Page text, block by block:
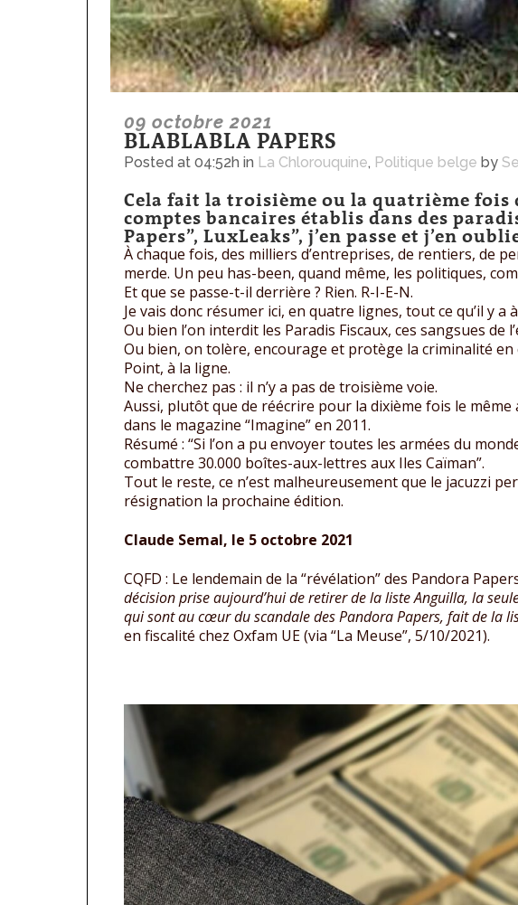
09 octobre 2021
BLABLABLA PAPERS
Posted at 04:52h in La Chlorouquine, Politique belge by
Cela fait la troisième ou la quatrième fois
comptes bancaires établis dans des
Papers”, LuxLeaks”, j’en passe et j’en
À chaque fois, des milliers d’entreprises, de rentiers, de
merde. Un peu has-been, quand même, les politiques,
Et que se passe-t-il derrière ? Rien. R-I-E-N.
Je vais donc résumer ici, en quatre lignes, tout ce qu’il y a
Ou bien l’on interdit les Paradis Fiscaux, ces sangsues de
Ou bien, on tolère, encourage et protège la criminalité
Point, à la ligne.
Ne cherchez pas : il n’y a pas de troisième voie.
Aussi, plutôt que de réécrire pour la dixième fois le même
dans le magazine “Imagine” en 2011.
Résumé : “Si l’on a pu envoyer toutes les armées du
combattre 30.000 boîtes-aux-lettres aux Iles Caïman”.
Tout le reste, ce n’est malheureusement que le jacuzzi
résignation la prochaine édition.
Claude Semal, le 5 octobre 2021
CQFD : Le lendemain de la “révélation” des Pandora
décision prise aujourd’hui de retirer de la liste Anguilla, la
qui sont au cœur du scandale des Pandora Papers, fait de la
en fiscalité chez Oxfam UE (via “La Meuse”, 5/10/2021).